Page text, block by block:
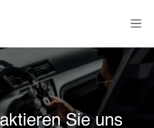
Sie uns